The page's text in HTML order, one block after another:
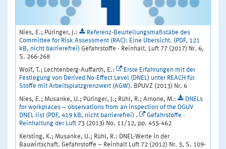
Nies, E.; Püringer, J.:
Referenz-Beurteilungsmaßstäbe des
Committee for Risk Assessment (RAC): Eine Übersicht. (PDF, 121
kB, nicht barrierefrei) Gefahrstoffe - Reinhalt. Luft 77 (2017) Nr. 6,
S. 266-268
Wolf, T.; Lechtenberg-Auffarth, E.:
Erste Erfahrungen mit der
Festlegung von Derived No-Effect Level (DNEL) unter REACH für
Stoffe mit Arbeitsplatzgrenzwert (AGW). BPUVZ (2013) Nr. 6
Nies, E.; Musanke, U.; Püringer, J.; Rühl, R.; Arnone, M.:
DNELs
for workplaces – observations from an inspection of the DGUV
DNEL list (PDF, 419 kB, nicht barrierefrei) .
Gefahrstoffe -
Reinhaltung der Luft 73 (2013) No. 11/12, pp. 455-462
Kersting, K.; Musanke, U.; Rühl, R.: DNEL-Werte in der
Bauwirtschaft. Gefahrstoffe – Reinhalt Luft 72 (2012) Nr. 3, S. 109-